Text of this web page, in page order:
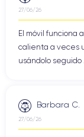
27/06/26
El móvil funciona
calienta a veces
usándolo seguido
Barbara C.
27/06/26